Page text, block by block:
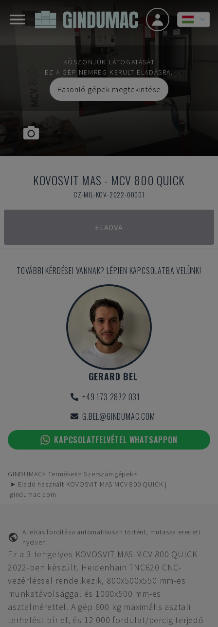
KÖSZÖNJÜK LÁTOGATÁSÁT
EZ A GÉP NEMRÉG KERÜLT ELADÁSRA.
Hasonló gépek megtekintése
KOVOSVIT MAS - MCV 800 QUICK
CZ-MIL-KOV-2022-00001
ELADVA
TOVÁBBI KÉRDÉSEI VANNAK? LÉPJEN KAPCSOLATBA VELÜNK!
GERARD BEL
+49 173 2872 031
G.BEL@GINDUMAC.COM
KAPCSOLATFELVÉTEL WHATSAPPON
GINDUMAC Termékek
Szerszámgépek
➤ Eladó használt KOVOSVIT MAS MCV 800 QUICK |
gindumac.com
A leírás fordítása automatikusan történt, mutassa eredeti
nyelven.
Ez a 3 tengelyes KOVOSVIT MAS MCV 800 QUICK
2022-ben készült. Heidenhain TNC620 CNC-
vezérléssel rendelkezik, 800x500x550 mm-es
munkatávolsággal és 1000x500 mm-es
asztalmérettel. A gép 600 kg maximális asztali
terhelést bír el, és 12 000 fordulat/percig terjedő